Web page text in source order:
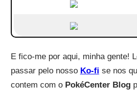
E fico-me por aqui, minha gente!
passar pelo nosso Ko-fi se nos
contem com o PokéCenter Blog